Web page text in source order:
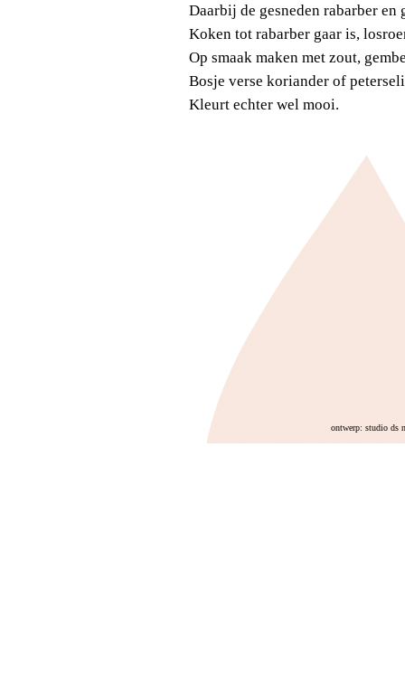
Daarbij de gesneden rabarber
Koken tot rabarber gaar is,
Op smaak maken met zout,
Bosje verse koriander of
Kleurt echter wel mooi.
ontwerp: studio ds